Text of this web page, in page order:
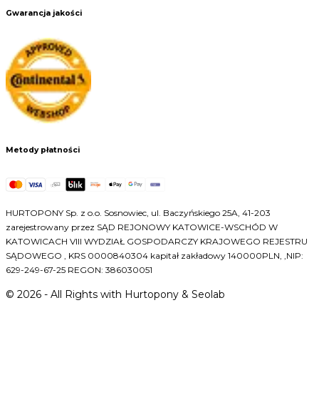
Gwarancja jakości
Metody płatności
HURTOPONY Sp. z o.o. Sosnowiec, ul. Baczyńskiego 25A, 41-203
zarejestrowany przez SĄD REJONOWY KATOWICE-WSCHÓD W
KATOWICACH VIII WYDZIAŁ GOSPODARCZY KRAJOWEGO REJESTRU
SĄDOWEGO , KRS 0000840304 kapitał zakładowy 140000PLN, ,NIP:
629-249-67-25 REGON: 386030051
© 2026 - All Rights with Hurtopony & Seolab